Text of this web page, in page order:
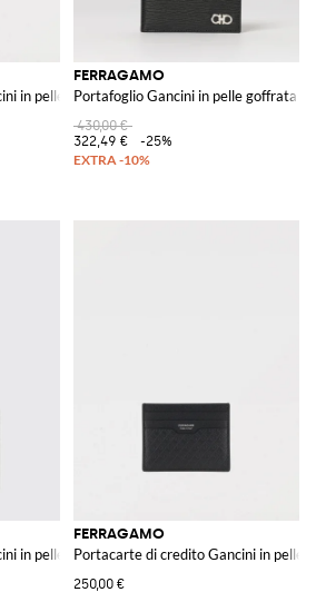
in pelle goffrata
FERRAGAMO
Portafoglio Gancini in pelle goffrata
430,00 €
322,49 €
-25%
in pelle martellata e cotone spalmato saffiano
FERRAGAMO
Portacarte di credito Gancini in pelle
250,00 €